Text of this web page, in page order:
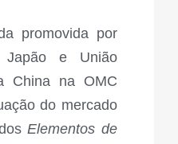
promovida por
Japão e União
China na OMC
do mercado
Elementos de